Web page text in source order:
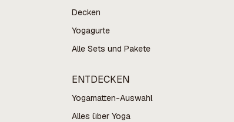
Decken
Yogagurte
Alle Sets und Pakete
ENTDECKEN
Yogamatten-Auswahl
Alles über Yoga